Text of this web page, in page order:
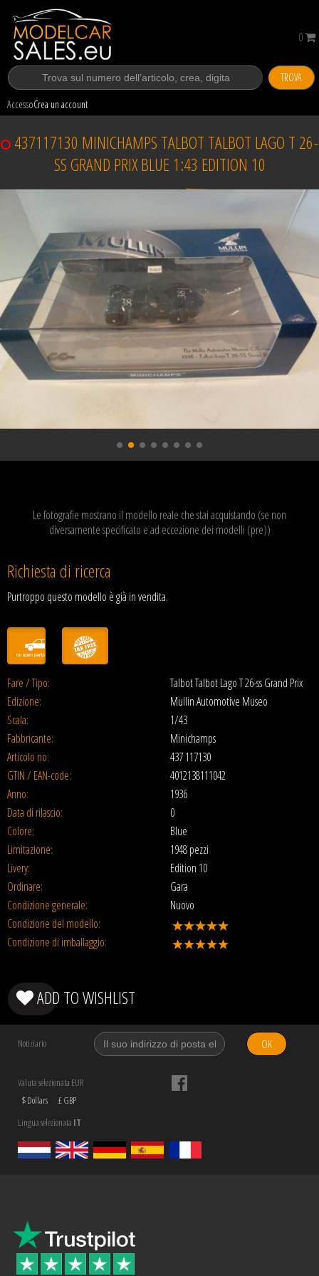
TROVA
AccessoCrea un account
0
437117130 MINICHAMPS TALBOT TALBOT LAGO T 26-
SS GRAND PRIX BLUE 1:43 EDITION 10
Venduto
Le fotografie mostrano il modello reale che stai acquistando (se non
diversamente specificato e ad eccezione dei modelli (pre))
Richiesta di ricerca
Purtroppo questo modello è già in vendita.
Fare / Tipo:
Talbot Talbot Lago T 26-ss Grand Prix
Edizione:
Mullin Automotive Museo
Scala:
1/43
Fabbricante:
Minichamps
Articolo no:
437 117130
GTIN / EAN-code:
4012138111042
Anno:
1936
Data di rilascio:
0
Colore:
Blue
Limitazione:
1948 pezzi
Livery:
Edition 10
Ordinare:
Gara
Condizione generale:
Nuovo
Condizione del modello:
Condizione di imballaggio:
ADD TO WISHLIST
Notiziario OK
Valuta selezionata EUR
$ Dollars
£ GBP
Lingua selezionata IT